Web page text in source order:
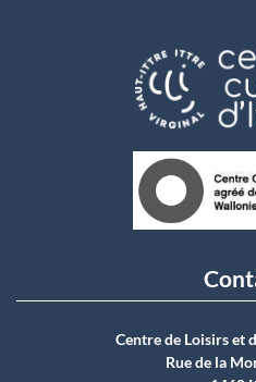
Centre de Loisirs et
Rue de la